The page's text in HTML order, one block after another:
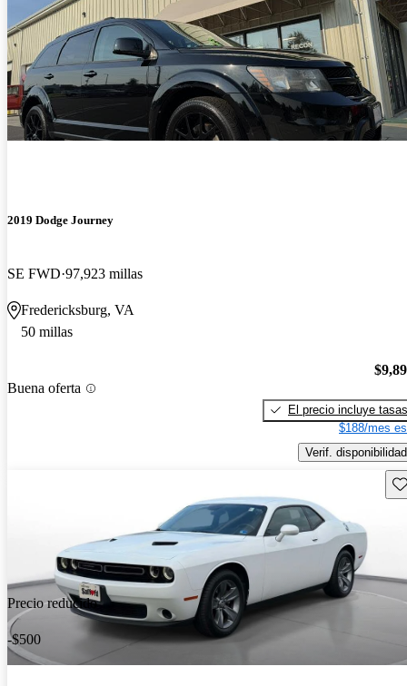
2019 Dodge Journey
SE FWD 97,923 millas
Fredericksburg, VA
50 millas
Buena oferta
El precio incluye tasas
$188/mes
Verif. disponibilidad
Precio reducido
-$500